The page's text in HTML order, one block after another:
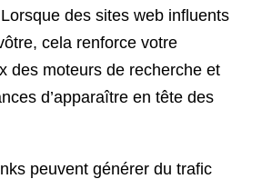
des sites web influents
cela renforce votre
des moteurs de recherche et
d’apparaître en tête des
peuvent générer du trafic